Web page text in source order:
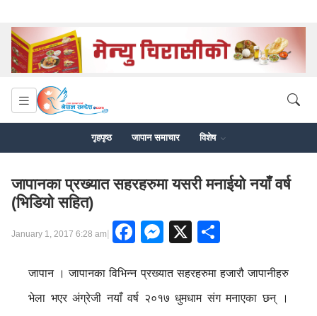
गृहपृष्ठ जापान समाचार विशेष
जापानका प्रख्यात सहरहरुमा यसरी मनाईयो नयाँ वर्ष
(भिडियो सहित)
January 1, 2017 6:28 am| Facebook
Messenger
X
जापान । जापानका विभिन्न प्रख्यात सहरहरुमा हजारौ जापानीहरु
भेला भएर अंग्रेजी नयाँ वर्ष २०१७ धुमधाम संग मनाएका छन् ।